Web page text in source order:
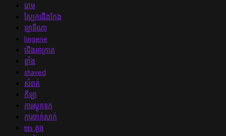
រោម
ស្បែកជើង​កែង
ឡាទីណា
lingerie
ជើងអាក្រាត
ខ្លាំង
shaved
សំពត់
កីឡា
ការស្តុកទុក
ការចាក់សាក់
tits តូច